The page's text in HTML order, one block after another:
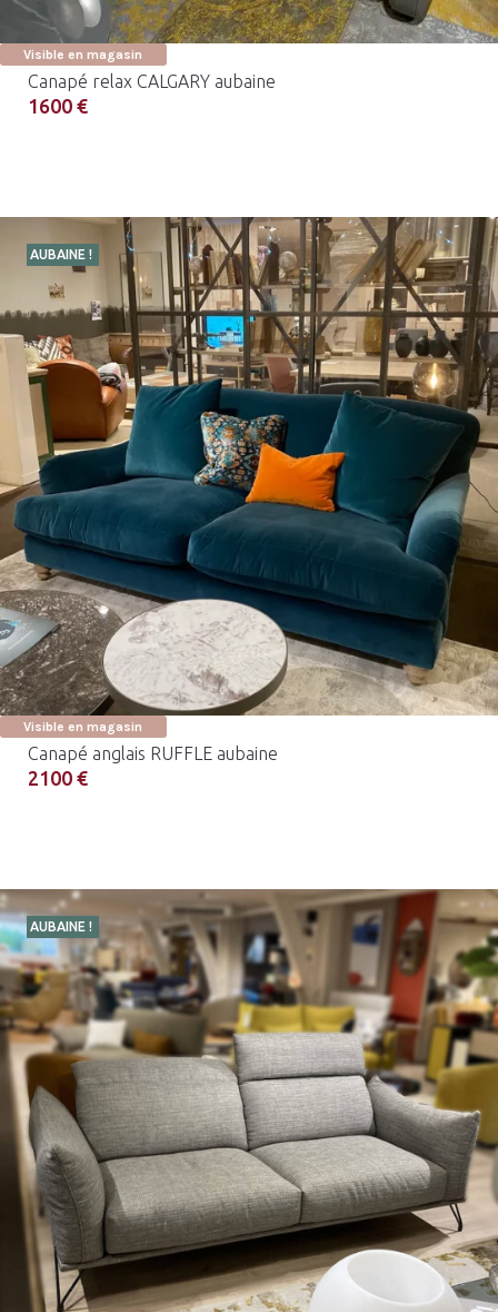
Visible en magasin
Canapé relax CALGARY aubaine
1600 €
AUBAINE !
Visible en magasin
Canapé anglais RUFFLE aubaine
2100 €
AUBAINE !